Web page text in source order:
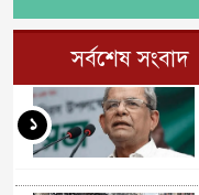
সর্বশেষ সংবাদ
১